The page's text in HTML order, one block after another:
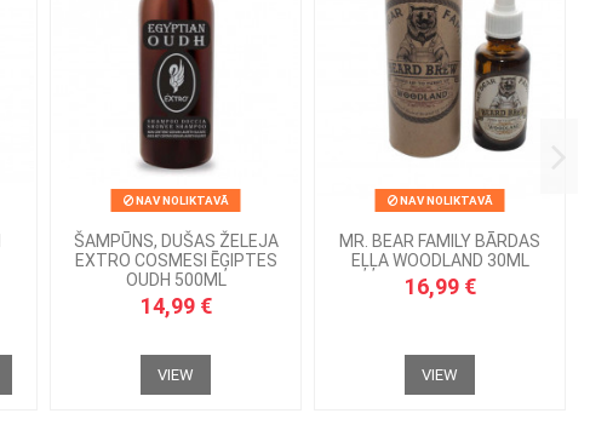
NAV NOLIKTAVĀ
ŠAMPŪNS, DUŠAS ŽELEJA
EXTRO COSMESI ĒĢIPTES
OUDH 500ML
14,99 €
VIEW
NAV NOLIKTAVĀ
MR. BEAR FAMILY BĀRDAS
EĻĻA WOODLAND 30ML
16,99 €
VIEW